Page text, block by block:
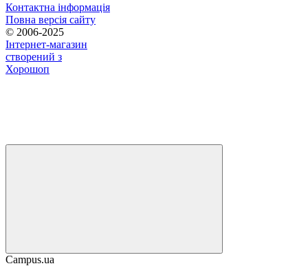
Контактна інформація
Повна версія сайту
© 2006-2025
Інтернет-магазин
створений з
Хорошоп
Campus.ua